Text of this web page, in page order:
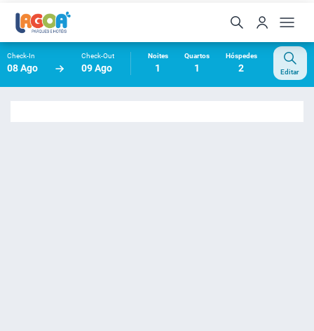
Check-In
08 Ago
Check-Out
09 Ago
Noites
1
Quartos
1
Hóspedes
2 Editar